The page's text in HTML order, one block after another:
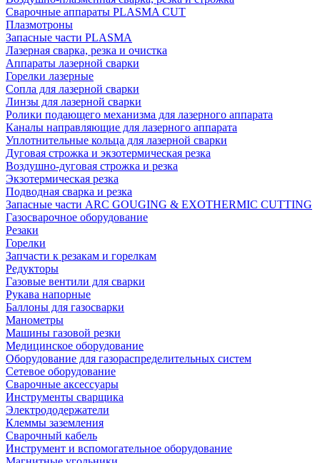
Сварочные аппараты PLASMA CUT
Плазмотроны
Запасные части PLASMA
Лазерная сварка, резка и очистка
Аппараты лазерной сварки
Горелки лазерные
Сопла для лазерной сварки
Линзы для лазерной сварки
Ролики подающего механизма для лазерного аппарата
Каналы направляющие для лазерного аппарата
Уплотнительные кольца для лазерной сварки
Дуговая строжка и экзотермическая резка
Воздушно-дуговая строжка и резка
Экзотермическая резка
Подводная сварка и резка
Запасные части ARC GOUGING & EXOTHERMIC CUTTING
Газосварочное оборудование
Резаки
Горелки
Запчасти к резакам и горелкам
Редукторы
Газовые вентили для сварки
Рукава напорные
Баллоны для газосварки
Манометры
Машины газовой резки
Медицинское оборудование
Оборудование для газораспределительных систем
Сетевое оборудование
Сварочные аксессуары
Инструменты сварщика
Электрододержатели
Клеммы заземления
Сварочный кабель
Инструмент и вспомогательное оборудование